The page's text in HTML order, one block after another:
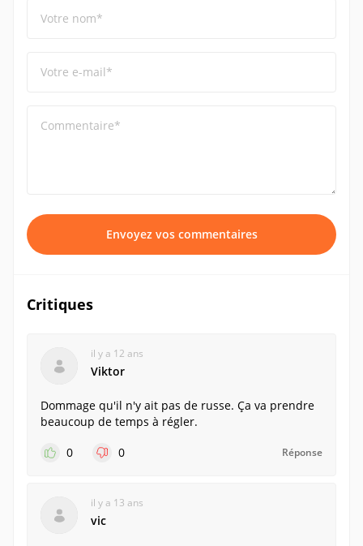
Votre nom*
Votre e-mail*
Commentaire*
Envoyez vos commentaires
Critiques
il y a 12 ans
Viktor
Dommage qu'il n'y ait pas de russe. Ça va prendre
beaucoup de temps à régler.
0
0 Réponse
il y a 13 ans
vic